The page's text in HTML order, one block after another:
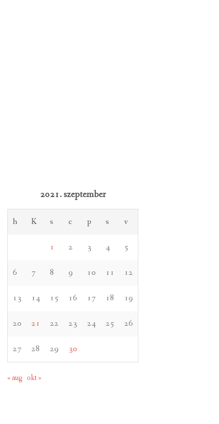
2021. szeptember
h K s c p s v
1 2 3 4 5
6 7 8 9 10 11 12
13 14 15 16 17 18 19
20 21 22 23 24 25 26
27 28 29 30
« aug okt »